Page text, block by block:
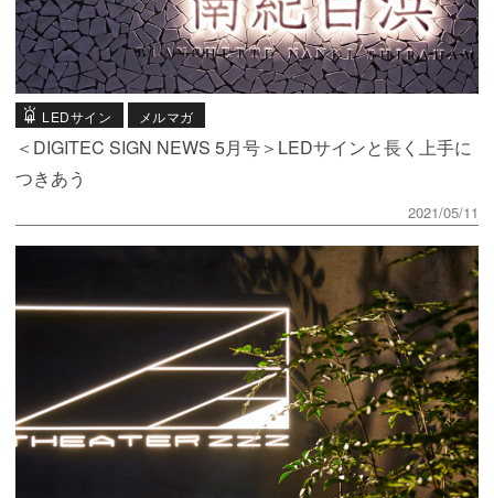
LEDサイン メルマガ
＜DIGITEC SIGN NEWS 5月号＞LEDサインと長く上手に
つきあう
2021/05/11